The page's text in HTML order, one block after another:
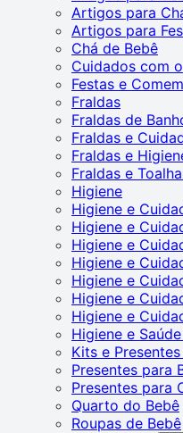
Artigos para
Artigos para
Chá de Bebê
Cuidados com
Festas e
Fraldas
Fraldas de
Fraldas e
Fraldas e
Fraldas e
Higiene
Higiene e
Higiene e
Higiene e
Higiene e
Higiene e
Higiene e
Higiene e
Higiene e
Kits e
Presentes para
Presentes para
Quarto do Bebê
Roupas de Bebê